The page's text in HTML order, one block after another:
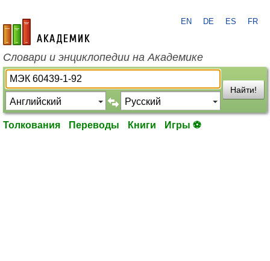
academic.ru
EN DE ES FR
Словари и энциклопедии на Академике
Найти!
Толкования Переводы Книги Игры ⚽